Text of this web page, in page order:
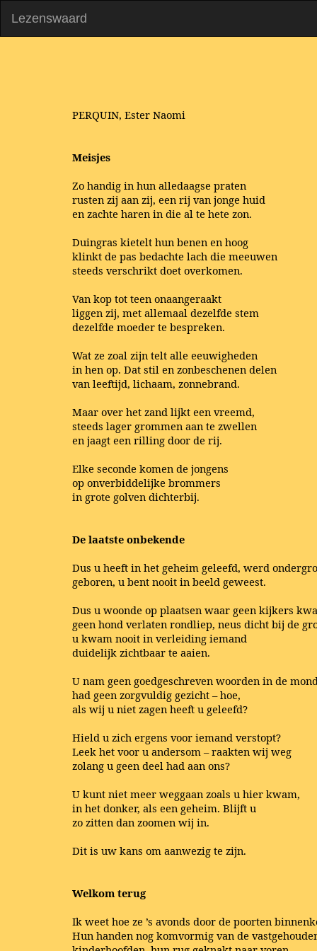
Lezenswaard
PERQUIN, Ester Naomi
Meisjes
Zo handig in hun alledaagse praten
rusten zij aan zij, een rij van jonge huid
en zachte haren in die al te hete zon.
Duingras kietelt hun benen en hoog
klinkt de pas bedachte lach die meeuwen
steeds verschrikt doet overkomen.
Van kop tot teen onaangeraakt
liggen zij, met allemaal dezelfde stem
dezelfde moeder te bespreken.
Wat ze zoal zijn telt alle eeuwigheden
in hen op. Dat stil en zonbeschenen delen
van leeftijd, lichaam, zonnebrand.
Maar over het zand lijkt een vreemd,
steeds lager grommen aan te zwellen
en jaagt een rilling door de rij.
Elke seconde komen de jongens
op onverbiddelijke brommers
in grote golven dichterbij.
De laatste onbekende
Dus u heeft in het geheim geleefd, werd
geboren, u bent nooit in beeld geweest.
Dus u woonde op plaatsen waar geen kijkers
geen hond verlaten rondliep, neus dicht bij de
u kwam nooit in verleiding iemand
duidelijk zichtbaar te aaien.
U nam geen goedgeschreven woorden in de
had geen zorgvuldig gezicht – hoe,
als wij u niet zagen heeft u geleefd?
Hield u zich ergens voor iemand verstopt?
Leek het voor u andersom – raakten wij weg
zolang u geen deel had aan ons?
U kunt niet meer weggaan zoals u hier kwam,
in het donker, als een geheim. Blijft u
zo zitten dan zoomen wij in.
Dit is uw kans om aanwezig te zijn.
Welkom terug
Ik weet hoe ze ’s avonds door de poorten
Hun handen nog komvormig van de